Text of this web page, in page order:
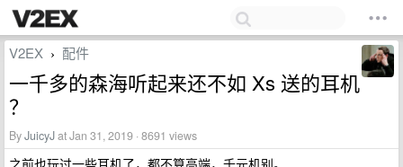
V2EX › 配件
一千多的森海听起来还不如 Xs 送的耳机
？
ByJuicyJat Jan 31, 2019 · 8691 views
之前也玩过一些耳机了，都不算高端，千元机别。